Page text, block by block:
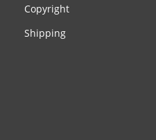
Copyright
Shipping